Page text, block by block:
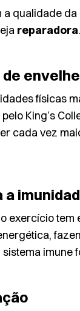
qualidade
reparadora.
de
físicas
King’s
cada vez
a
exercício
sistema imune